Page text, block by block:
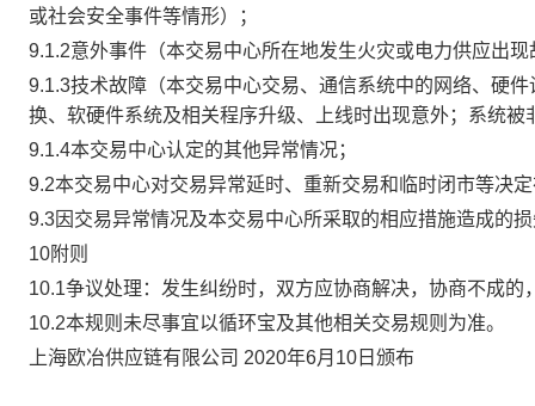
或社会安全事件等情形）；
9.1.2意外事件（本交易中心所在地发生火灾或电力供应出
9.1.3技术故障（本交易中心交易、通信系统中的网络、硬
换、软硬件系统及相关程序升级、上线时出现意外；系统
9.1.4本交易中心认定的其他异常情况；
9.2本交易中心对交易异常延时、重新交易和临时闭市等决
9.3因交易异常情况及本交易中心所采取的相应措施造成的
10附则
10.1争议处理：发生纠纷时，双方应协商解决，协商不成
10.2本规则未尽事宜以循环宝及其他相关交易规则为准。
上海欧冶供应链有限公司 2020年6月10日颁布